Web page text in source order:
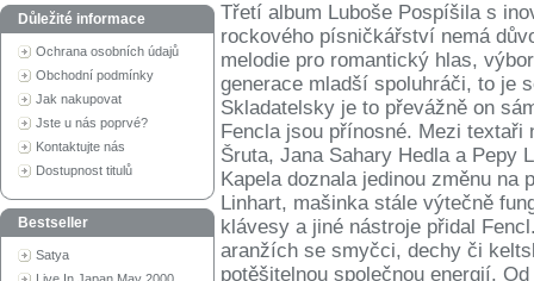
Důležité informace
Ochrana osobních údajů
Obchodní podmínky
Jak nakupovat
Jste u nás poprvé?
Kontaktujte nás
Dostupnost titulů
Bestseller
Satya
Třetí album Luboše Pospíšila s
rockového písničkářství nemá
melodie pro romantický hlas,
generace mladší spoluhráči, to je
Skladatelsky je to převážně on
Fencla jsou přínosné. Mezi
Šruta, Jana Sahary Hedla a Pepy
Kapela doznala jedinou změnu
Linhart, mašinka stále výtečně
klávesy a jiné nástroje přidal
aranžích se smyčci, dechy či
potěšitelnou společnou energií.